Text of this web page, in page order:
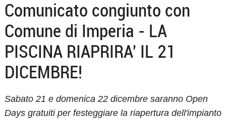
Comunicato congiunto con
Comune di Imperia - LA
PISCINA RIAPRIRA' IL 21
DICEMBRE!
Sabato 21 e domenica 22 dicembre saranno Open
Days gratuiti per festeggiare la riapertura dell'impianto